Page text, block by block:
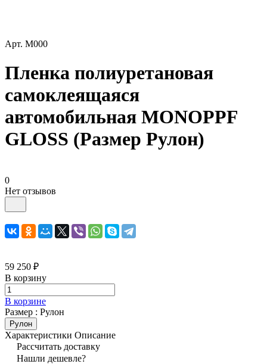
Арт. M000
Пленка полиуретановая
самоклеящаяся
автомобильная MONOPPF
GLOSS (Размер Рулон)
0
Нет отзывов
59 250 ₽
В корзину
В корзине
Размер : Рулон
Рулон
Характеристики Описание
Рассчитать доставку
Нашли дешевле?